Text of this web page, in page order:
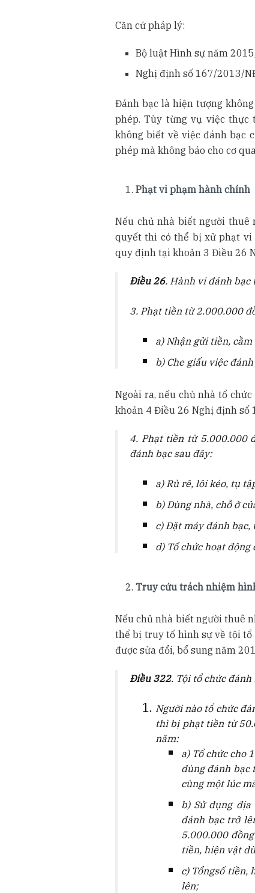
Căn cứ pháp lý:
Bộ luật Hình sự năm
Nghị định số 167/2013/
Đánh bạc là hiện tượng
phép. Tùy từng vụ việc thực
không biết về việc đánh bạc
phép mà không báo cho cơ
Phạt vi phạm hành chính
Nếu chủ nhà biết người thuê
quyết thì có thể bị xử phạt vi
quy định tại khoản 3 Điều 26
Điều 26. Hành vi đánh bạc
3. Phạt tiền từ 2.000.000
a) Nhận gửi tiền,
b) Che giấu việc
Ngoài ra, nếu chủ nhà tổ
khoản 4 Điều 26 Nghị định số
4. Phạt tiền từ 5.000.000
đánh bạc sau đây:
a) Rủ rê, lôi kéo, tụ
b) Dùng nhà, chỗ ở
c) Đặt máy đánh
d) Tổ chức hoạt
Truy cứu trách nhiệm
Nếu chủ nhà biết người thuê
thể bị truy tố hình sự về tội tổ
được sửa đổi, bổ sung năm
Điều 322. Tội tổ chức đánh
Người nào tổ chức
thì bị phạt tiền từ
năm:
a) Tổ chức cho
dùng đánh bạc
cùng một lúc
b) Sử dụng
đánh bạc trở
5.000.000
tiền, hiện vật
c) Tổngsố tiền,
lên;